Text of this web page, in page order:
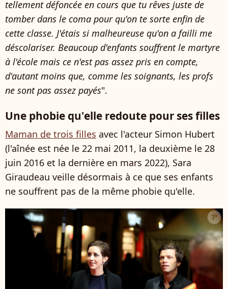
tellement défoncée en cours que tu rêves juste de
tomber dans le coma pour qu'on te sorte enfin de
cette classe. J'étais si malheureuse qu'on a failli me
déscolariser. Beaucoup d'enfants souffrent le martyre
à l'école mais ce n'est pas assez pris en compte,
d'autant moins que, comme les soignants, les profs
ne sont pas assez payés".
Une phobie qu'elle redoute pour ses filles
Maman de trois filles avec l'acteur Simon Hubert
(l'aînée est née le 22 mai 2011, la deuxième le 28
juin 2016 et la dernière en mars 2022), Sara
Giraudeau veille désormais à ce que ses enfants
ne souffrent pas de la même phobie qu'elle.